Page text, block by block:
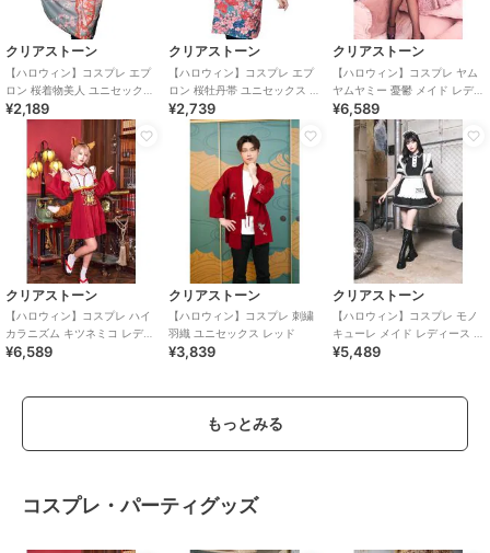
クリアストーン
【ハロウィン】コスプレ エプ
ロン 桜着物美人 ユニセックス
ピンク
¥2,189
クリアストーン
【ハロウィン】コスプレ エプ
ロン 桜牡丹帯 ユニセックス ブ
ルー
¥2,739
クリアストーン
【ハロウィン】コスプレ ヤム
ヤムヤミー 憂鬱 メイド レディ
ース ブラック
¥6,589
クリアストーン
【ハロウィン】コスプレ ハイ
カラニズム キツネミコ レディ
ース レッド
¥6,589
クリアストーン
【ハロウィン】コスプレ 刺繍
羽織 ユニセックス レッド
¥3,839
クリアストーン
【ハロウィン】コスプレ モノ
キューレ メイド レディース ブ
ラック
¥5,489
もっとみる
コスプレ・パーティグッズ